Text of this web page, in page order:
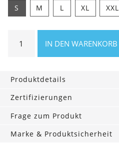
S
M L XL XXL
Duckel
IN DEN WARENKORB
Produktdetails
Zertifizierungen
Frage zum Produkt
Marke & Produktsicherheit